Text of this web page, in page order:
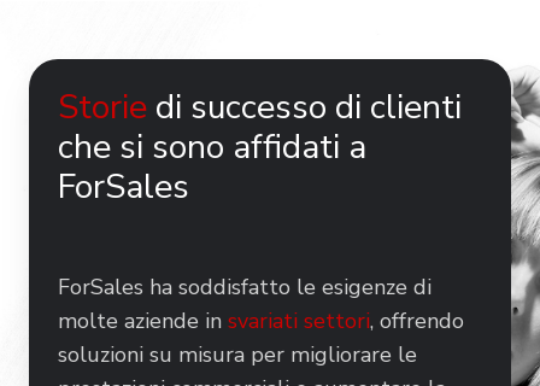
Storie di successo di clienti
che si sono affidati a
ForSales
ForSales ha soddisfatto le esigenze di
molte aziende in svariati settori, offrendo
soluzioni su misura per migliorare le